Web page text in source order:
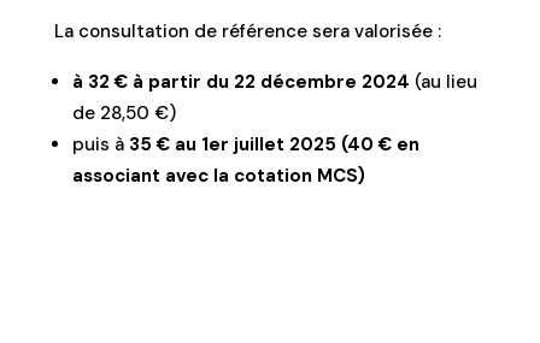
La consultation de référence sera valorisée :
à 32 € à partir du 22 décembre 2024 (au lieu
de 28,50 €)
puis à 35 € au 1er juillet 2025 (40 € en
associant avec la cotation MCS)